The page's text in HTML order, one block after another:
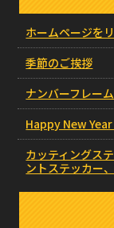
ホームページを
季節のご挨拶
ナンバーフレーム
Happy New
カッティングス
ントステッカー